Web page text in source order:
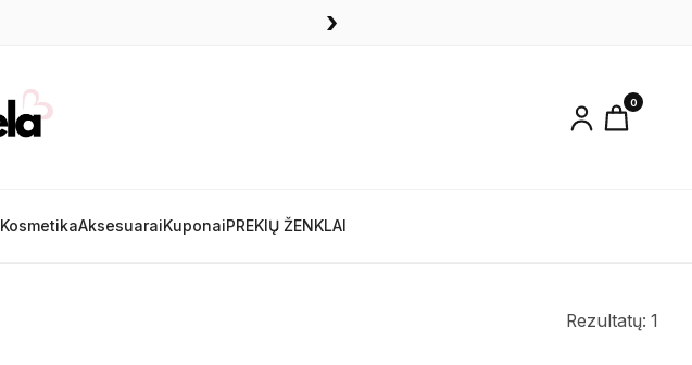
›
0
KosmetikaAksesuaraiKuponaiPREKIŲ ŽENKLAI
Rezultatų: 1